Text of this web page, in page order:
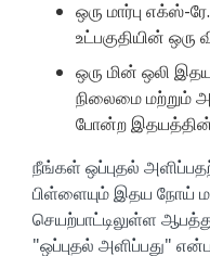
ஒரு மார்பு எக்ஸ்-
உட்பகுதியின் ஒரு
ஒரு மின் ஒலி
நிலைமை மற்றும்
போன்ற இதயத்தின்
நீங்கள் ஒப்புதல்
பிள்ளையும் இதய நோய்
செயற்பாட்டிலுள்ள
"ஒப்புதல் அளிப்பது"